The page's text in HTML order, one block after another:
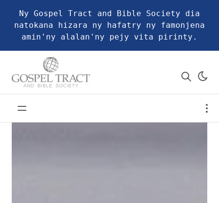
Ny Gospel Tract and Bible Society dia
natokana hizara ny hafatry ny famonjena
amin'ny alalan'ny pejy vita pirinty.